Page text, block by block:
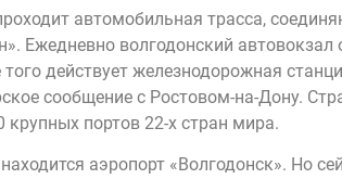
автомобильная трасса,
волгодонский автовокзал
действует железнодорожная
сообщение с Ростовом-на-Дону.
крупных портов 22-х стран мира.
аэропорт «Волгодонск». Но